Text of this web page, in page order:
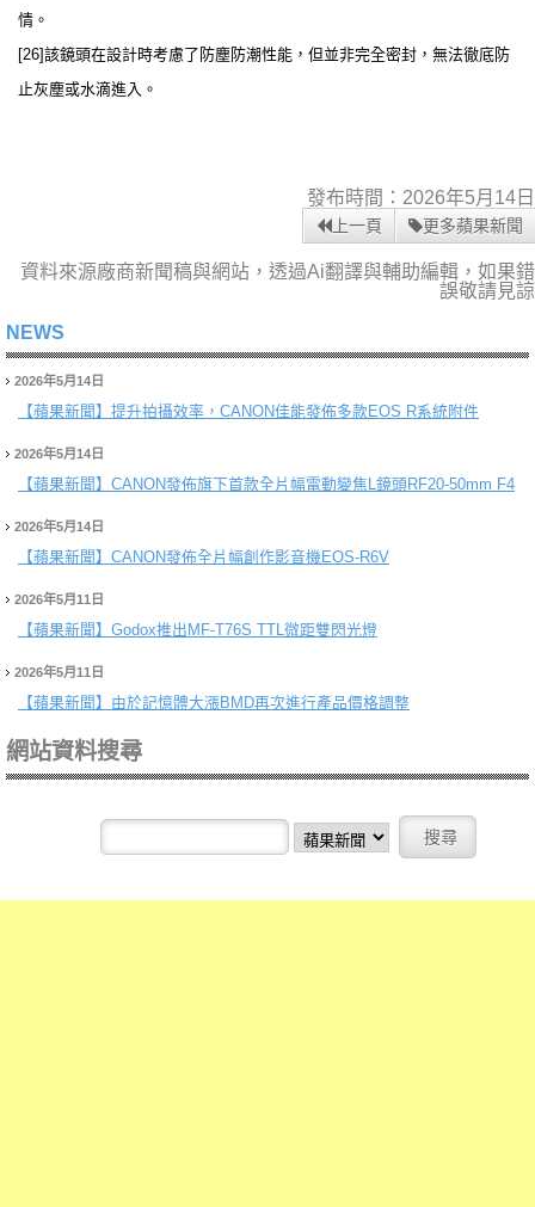
情。
[26]該鏡頭在設計時考慮了防塵防潮性能，但並非完全密封，無法徹底防
止灰塵或水滴進入。
發布時間：2026年5月14日
上一頁 更多蘋果新聞
資料來源廠商新聞稿與網站，透過Ai翻譯與輔助編輯，如果錯
誤敬請見諒
NEWS
2026年5月14日
【蘋果新聞】 提升拍攝效率，CANON佳能發佈多款EOS R系統附件
2026年5月14日
【蘋果新聞】 CANON發佈旗下首款全片幅電動變焦L鏡頭RF20-50mm F4
2026年5月14日
【蘋果新聞】 CANON發佈全片幅創作影音機EOS-R6V
2026年5月11日
【蘋果新聞】 Godox推出MF-T76S TTL微距雙閃光燈
2026年5月11日
【蘋果新聞】 由於記憶體大漲BMD再次進行產品價格調整
網站資料搜尋